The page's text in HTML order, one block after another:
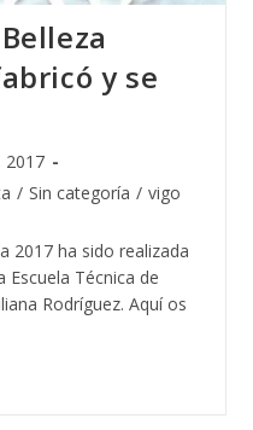
y se
2017
/ Sin categoría / vigo
2017 ha sido realizada
Técnica de
Rodríguez. Aquí os